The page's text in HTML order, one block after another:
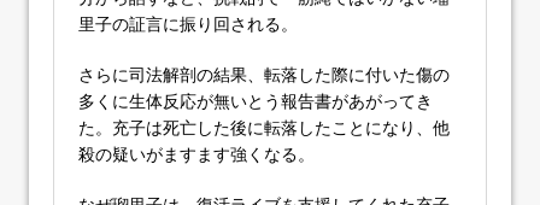
里子の証言に振り回される。
さらに司法解剖の結果、転落した際に付いた傷の
多くに生体反応が無いとう報告書があがってき
た。充子は死亡した後に転落したことになり、他
殺の疑いがますます強くなる。